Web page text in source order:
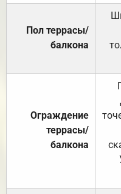
Пол террасы/
балкона
Ограждение
террасы/
балкона